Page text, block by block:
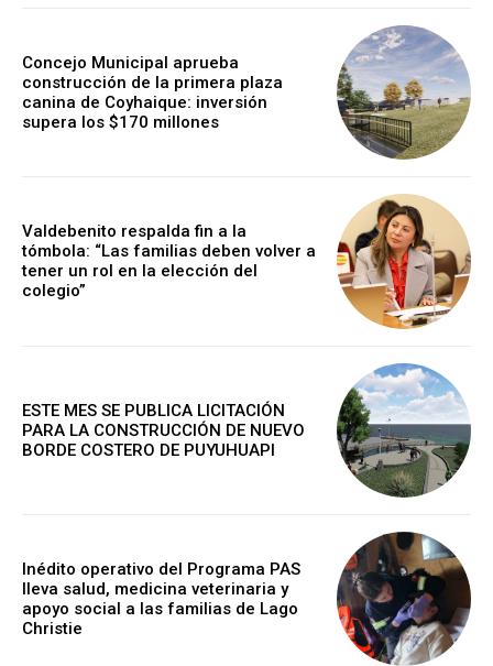
Concejo Municipal aprueba
construcción de la primera plaza
canina de Coyhaique: inversión
supera los $170 millones
Valdebenito respalda fin a la
tómbola: “Las familias deben volver a
tener un rol en la elección del
colegio”
ESTE MES SE PUBLICA LICITACIÓN
PARA LA CONSTRUCCIÓN DE NUEVO
BORDE COSTERO DE PUYUHUAPI
Inédito operativo del Programa PAS
lleva salud, medicina veterinaria y
apoyo social a las familias de Lago
Christie